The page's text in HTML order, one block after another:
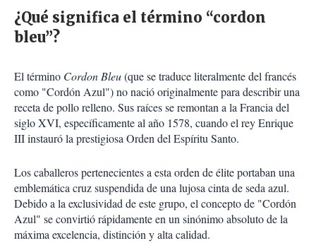
¿Qué significa el término “cordon
bleu”?
El término Cordon Bleu(que se traduce literalmente del francés
como "Cordón Azul") no nació originalmente para describir una
receta de pollo relleno. Sus raíces se remontan a la Francia del
siglo XVI, específicamente al año 1578, cuando el rey Enrique
III instauró la prestigiosa Orden del Espíritu Santo.
Los caballeros pertenecientes a esta orden de élite portaban una
emblemática cruz suspendida de una lujosa cinta de seda azul.
Debido a la exclusividad de este grupo, el concepto de "Cordón
Azul" se convirtió rápidamente en un sinónimo absoluto de la
máxima excelencia, distinción y alta calidad.